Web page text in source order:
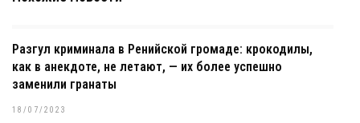
Разгул криминала в Ренийской громаде: крокодилы,
как в анекдоте, не летают, — их более успешно
заменили гранаты
18/07/2023